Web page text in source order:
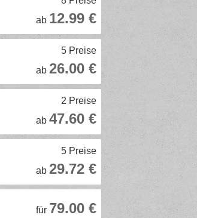
ab 12.99 €
5 Preise
ab 26.00 €
2 Preise
ab 47.60 €
5 Preise
ab 29.72 €
für 79.00 €